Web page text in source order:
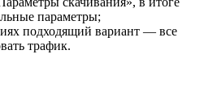
параметры;
подходящий вариант — все
трафик.